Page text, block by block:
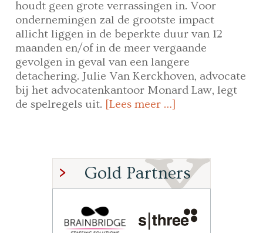
houdt geen grote verrassingen in. Voor
ondernemingen zal de grootste impact
allicht liggen in de beperkte duur van 12
maanden en/of in de meer vergaande
gevolgen in geval van een langere
detachering. Julie Van Kerckhoven, advocate
bij het advocatenkantoor Monard Law, legt
de spelregels uit. [Lees meer …]
Gold Partners